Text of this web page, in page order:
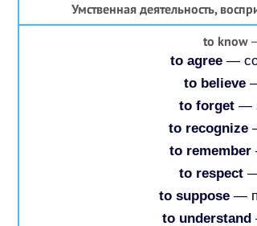
Умственная деятельность,
to know—
to agree—
to believe
to forget —
to recognize
to remember
to respect—
to suppose—
to understand